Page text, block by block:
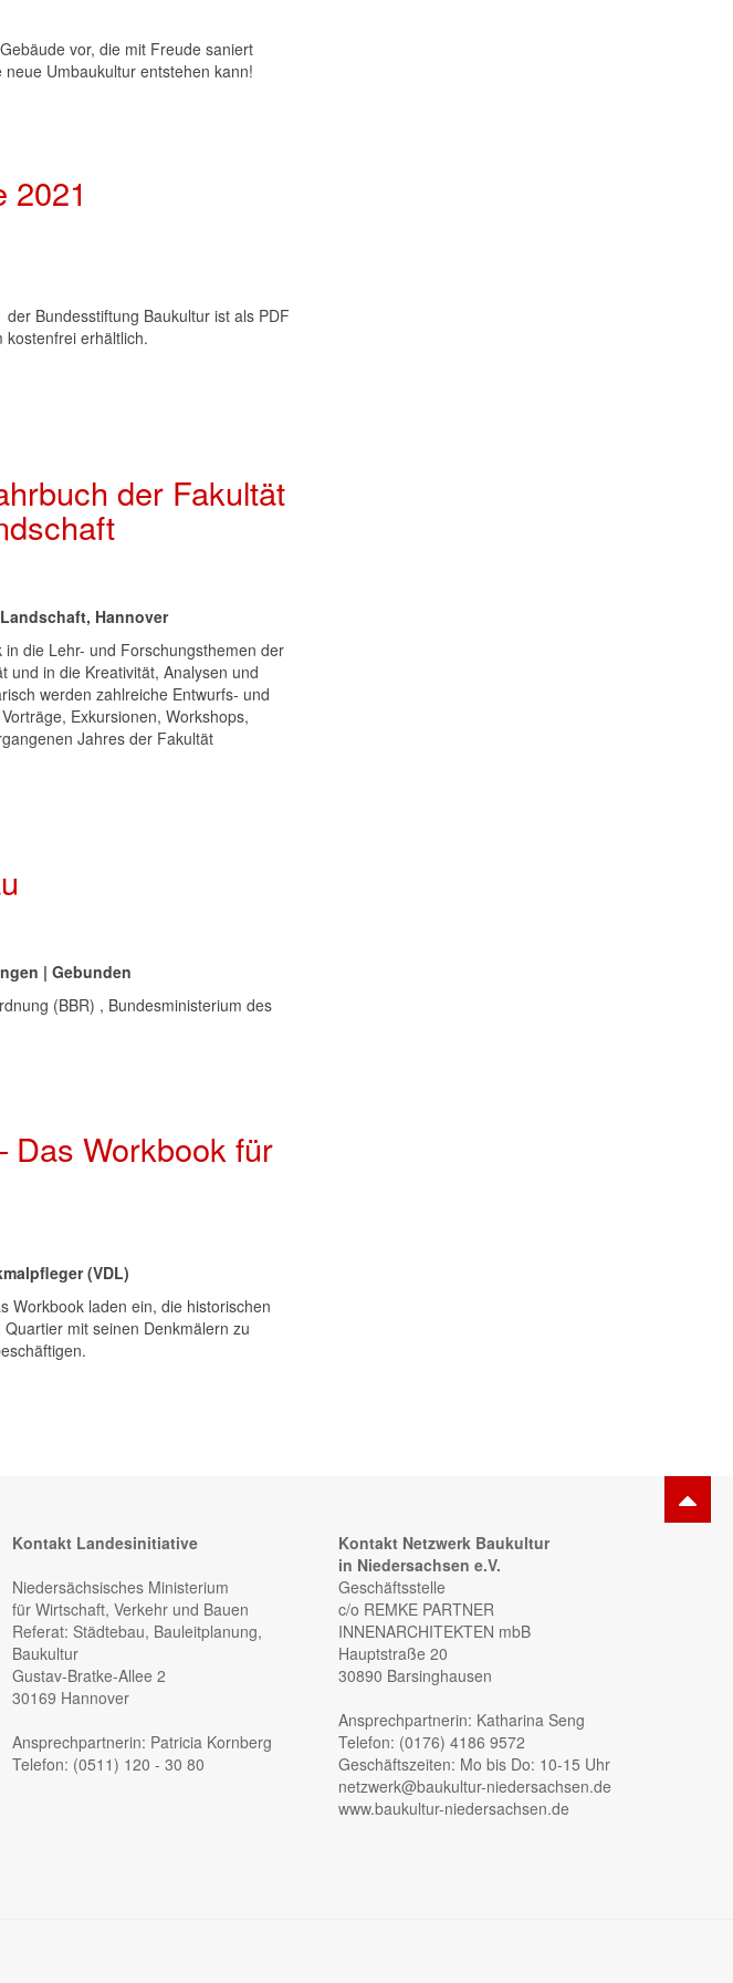
vor, die mit Freude saniert
Umbaukultur entstehen kann!
2021
Bundesstiftung Baukultur ist als PDF
erhältlich.
der Fakultät
Hannover
die Lehr- und Forschungsthemen der
und in die Kreativität, Analysen und
werden zahlreiche Entwurfs- und
Exkursionen, Workshops,
Jahres der Fakultät
| Gebunden
(BBR) , Bundesministerium des
Das Workbook für
(VDL)
Workbook laden ein, die historischen
mit seinen Denkmälern zu
Kontakt Landesinitiative
Niedersächsisches Ministerium
für Wirtschaft, Verkehr und Bauen
Referat: Städtebau, Bauleitplanung,
Baukultur
Gustav-Bratke-Allee 2
30169 Hannover
Ansprechpartnerin: Patricia Kornberg
Telefon: (0511) 120 - 30 80
Kontakt Netzwerk Baukultur
in Niedersachsen e.V.
Geschäftsstelle
c/o REMKE PARTNER
INNENARCHITEKTEN mbB
Hauptstraße 20
30890 Barsinghausen
Ansprechpartnerin: Katharina Seng
Telefon: (0176) 4186 9572
Geschäftszeiten: Mo bis Do: 10-15 Uhr
netzwerk@baukultur-niedersachsen.de
www.baukultur-niedersachsen.de